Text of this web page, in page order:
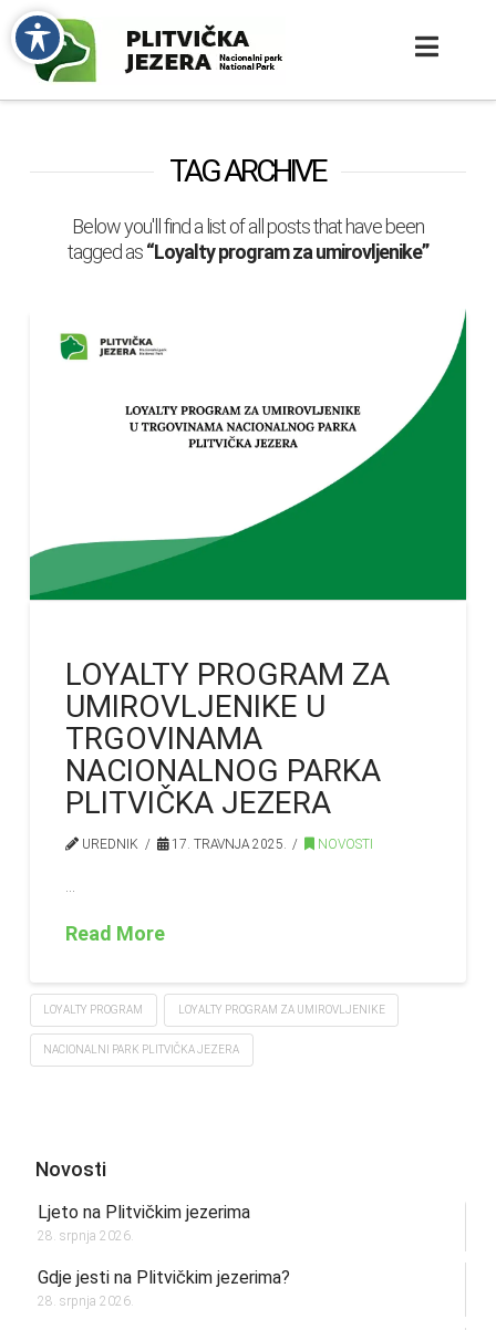
TAG ARCHIVE
Below you'll find a list of all posts that have been
tagged as“Loyalty program za umirovljenike”
LOYALTY PROGRAM ZA
UMIROVLJENIKE U
TRGOVINAMA
NACIONALNOG PARKA
PLITVIČKA JEZERA
UREDNIK 17. TRAVNJA 2025. NOVOSTI
Read More
LOYALTY PROGRAM LOYALTY PROGRAM ZA UMIROVLJENIKE
NACIONALNI PARK PLITVIČKA JEZERA
Novosti
Ljeto na Plitvičkim jezerima
28. srpnja 2026.
Gdje jesti na Plitvičkim jezerima?
28. srpnja 2026.